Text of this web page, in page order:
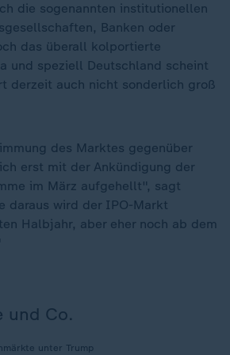
die sogenannten institutionellen
Banken oder
das überall kolportierte
und speziell Deutschland scheint
derzeit auch nicht sonderlich groß
des Marktes gegenüber
erst mit der Ankündigung der
im März aufgehellt", sagt
daraus wird der IPO-Markt
Halbjahr, aber eher noch ab dem
und Co.
unter Trump